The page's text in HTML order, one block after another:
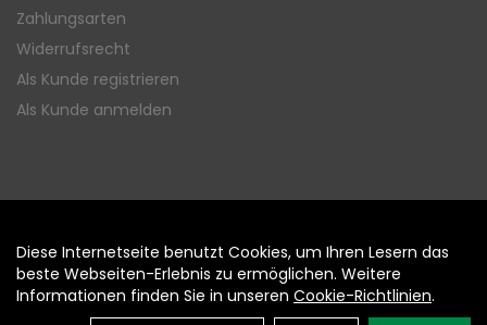
Zahlungsarten
Widerrufsrecht
Als Kunde registrieren
Als Kunde anmelden
Diese Internetseite benutzt Cookies, um Ihren Lesern das
beste Webseiten-Erlebnis zu ermöglichen. Weitere
Informationen finden Sie in unseren Cookie-Richtlinien.
Auftrag widerrufen